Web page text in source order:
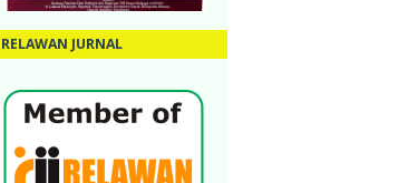
RELAWAN JURNAL